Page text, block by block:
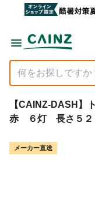
【CAINZ-DASH】
赤 ６灯 長さ５２
メーカー直送